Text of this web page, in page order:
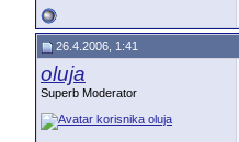
26.4.2006, 1:41
oluja
Superb Moderator